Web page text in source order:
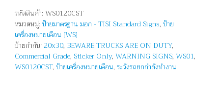
BEWARE
FORKLIFT
ชิ้น
รหัสสินค้า:WS0120CST
หมวดหมู่:ป้ายมาตรฐาน มอก - TISI Standard Signs, ป้าย
เครื่องหมายเตือน [WS]
ป้ายกำกับ:20x30, BEWARE TRUCKS ARE ON DUTY,
Commercial Grade, Sticker Only, WARNING SIGNS, WS01,
WS0120CST, ป้ายเครื่องหมายเตือน, ระวังรถยกกำลังทำงาน